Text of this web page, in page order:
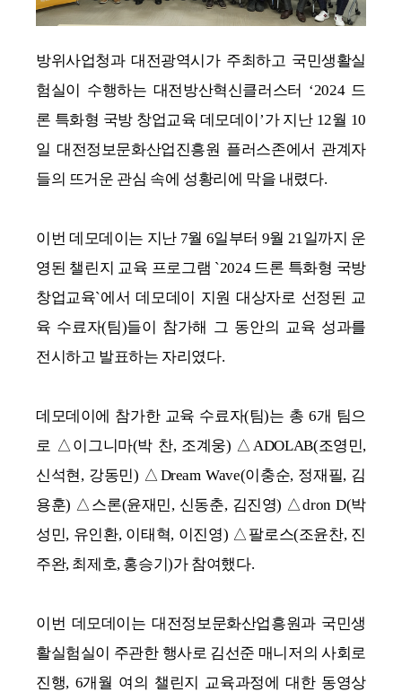
방위사업청과 대전광역시가 주최하고 국민생활실
험실이 수행하는 대전방산혁신클러스터 ‘2024 드
론 특화형 국방 창업교육 데모데이’가 지난 12월 10
일 대전정보문화산업진흥원 플러스존에서 관계자
들의 뜨거운 관심 속에 성황리에 막을 내렸다.
이번 데모데이는 지난 7월 6일부터 9월 21일까지 운
영된 챌린지 교육 프로그램 `2024 드론 특화형 국방
창업교육`에서 데모데이 지원 대상자로 선정된 교
육 수료자(팀)들이 참가해 그 동안의 교육 성과를
전시하고 발표하는 자리였다.
데모데이에 참가한 교육 수료자(팀)는 총 6개 팀으
로 △이그니마(박 찬, 조계웅) △ADOLAB(조영민,
신석현, 강동민) △Dream Wave(이충순, 정재필, 김
용훈) △스론(윤재민, 신동춘, 김진영) △dron D(박
성민, 유인환, 이태혁, 이진영) △팔로스(조윤찬, 진
주완, 최제호, 홍승기)가 참여했다.
이번 데모데이는 대전정보문화산업흥원과 국민생
활실험실이 주관한 행사로 김선준 매니저의 사회로
진행, 6개월 여의 챌린지 교육과정에 대한 동영상